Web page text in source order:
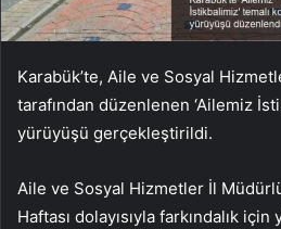
Karabük’te, Aile ve Sosyal
tarafından düzenlenen ‘Ailemiz
yürüyüşü gerçekleştirildi.
Aile ve Sosyal Hizmetler İl
Haftası dolayısıyla farkındalık